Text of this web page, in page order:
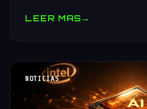
LEER MAS→
NOTICIAS